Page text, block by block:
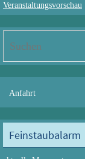
Veranstaltungsvorschau
Anfahrt
Feinstaubalarm